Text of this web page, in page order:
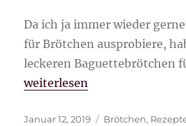
Da ich ja immer wieder
für Brötchen ausprobiere,
leckeren Baguettebrötchen
„Baguettebrötchen“
weiterlesen
Veröffentlicht
Januar 12, 2019 Kategorien
Brötchen,